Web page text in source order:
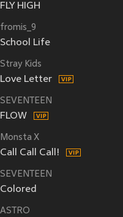
FLY HIGH
fromis_9
School Life
Stray Kids
Love Letter
SEVENTEEN
FLOW
Monsta X
Call Call Call!
SEVENTEEN
Colored
ASTRO